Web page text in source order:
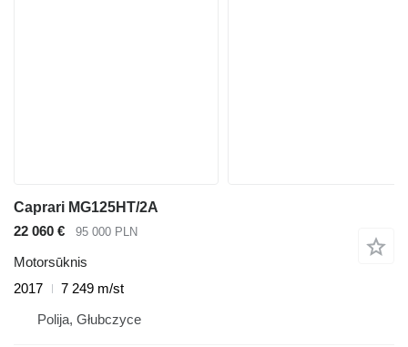
Caprari MG125HT/2A
22 060 €
95 000 PLN
Motorsūknis
2017
7 249 m/st
Polija, Głubczyce